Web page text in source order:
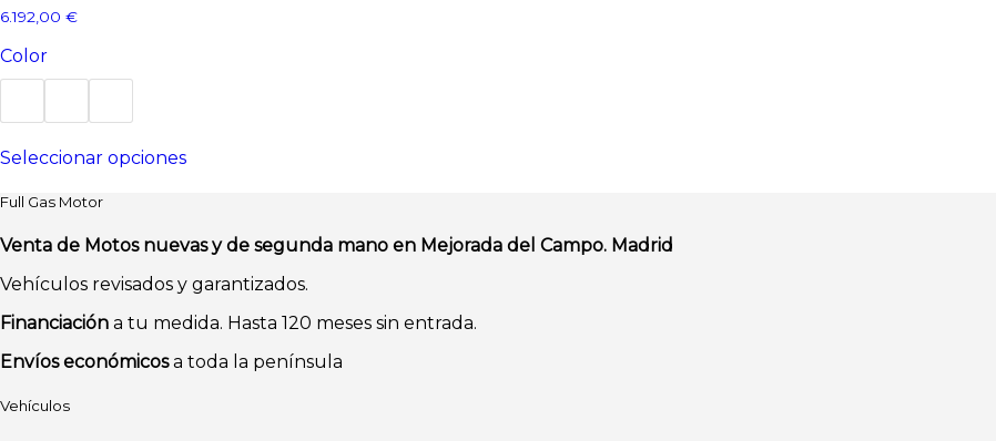
6.192,00 €
Color
Seleccionar opcionesproducto
Las
se
elegir
la
Full Gas Motor
Venta de Motos nuevas y de segunda mano en Mejorada del Campo. Madrid
Vehículos revisados y garantizados.
Financiación a tu medida. Hasta 120 meses sin entrada.
Envíos económicosa toda la península
Vehículos